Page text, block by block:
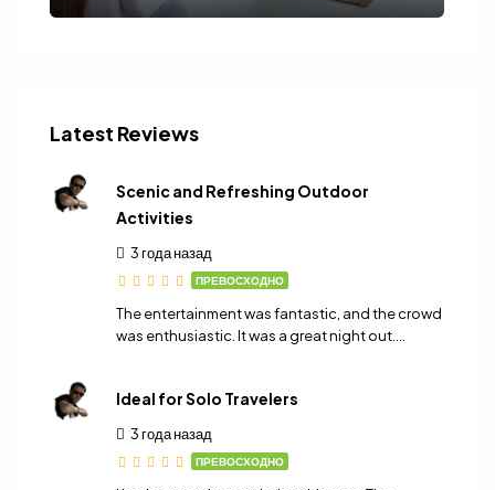
Latest Reviews
Scenic and Refreshing Outdoor
Activities
3 года назад
ПРЕВОСХОДНО
The entertainment was fantastic, and the crowd
was enthusiastic. It was a great night out….
Ideal for Solo Travelers
3 года назад
ПРЕВОСХОДНО